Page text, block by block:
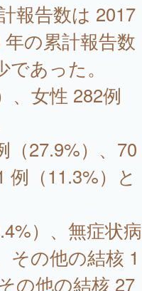
報告数は 2017
の累計報告数
あった。
、女性 282例
（27.9%）、70
例（11.3%）と
）、無症状病
その他の結核 1
の他の結核 27